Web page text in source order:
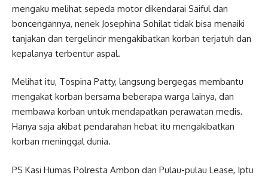
mengaku melihat sepeda motor dikendarai Saiful dan
boncengannya, nenek Josephina Sohilat tidak bisa menaiki
tanjakan dan tergelincir mengakibatkan korban terjatuh dan
kepalanya terbentur aspal.
Melihat itu, Tospina Patty, langsung bergegas membantu
mengakat korban bersama beberapa warga lainya, dan
membawa korban untuk mendapatkan perawatan medis.
Hanya saja akibat pendarahan hebat itu mengakibatkan
korban meninggal dunia.
PS Kasi Humas Polresta Ambon dan Pulau-pulau Lease, Iptu